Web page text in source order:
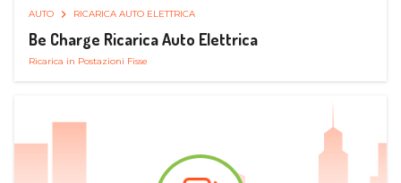
AUTO RICARICA AUTO ELETTRICA
Be Charge Ricarica Auto Elettrica
Ricarica in Postazioni Fisse